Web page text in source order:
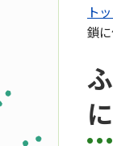
ト
鎖